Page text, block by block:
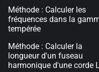
Méthode : Calculer les
fréquences dans la
tempérée
Méthode : Calculer la
longueur d'un fuseau
harmonique d'une corde